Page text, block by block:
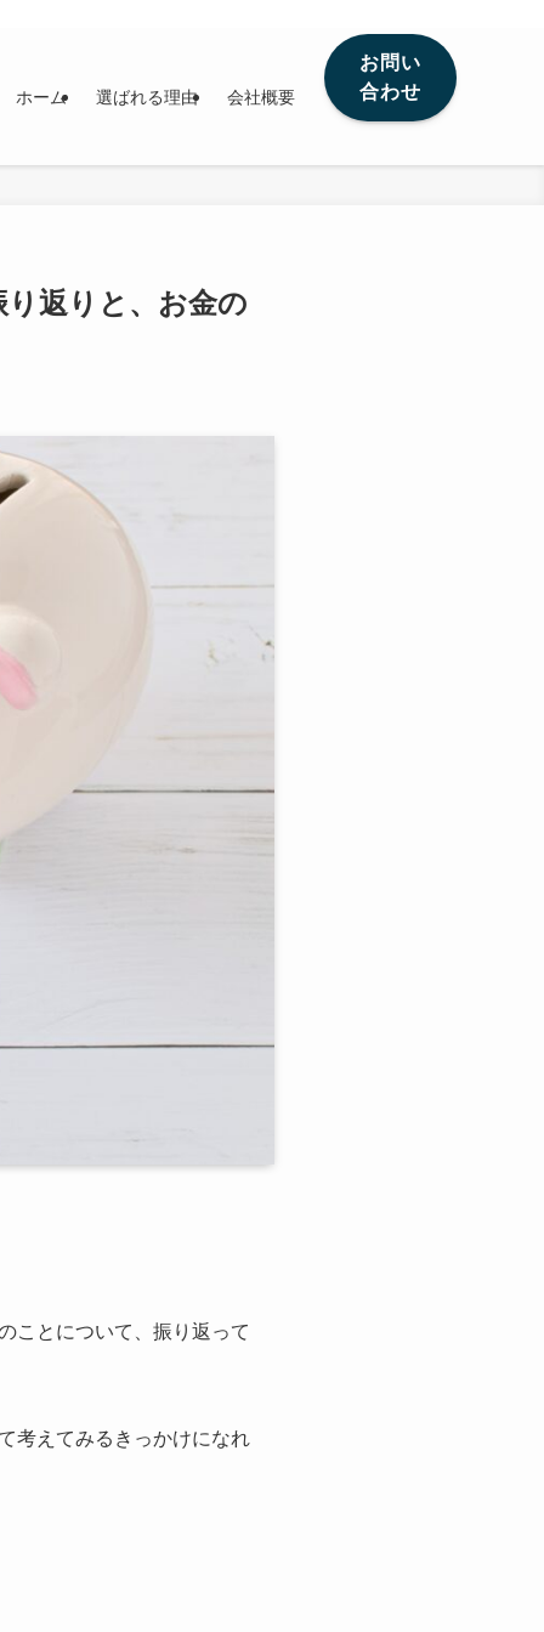
ホーム 選ばれる理由 会社概要
お問い
合わせ
返りと、お金の
ことについて、振り返って
考えてみるきっかけになれ